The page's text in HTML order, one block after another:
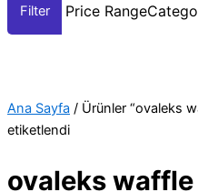
Price Range
Ana Sayfa / Ürünler “ovaleks
etiketlendi
ovaleks